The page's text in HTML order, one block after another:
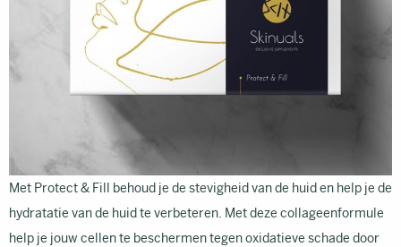
Met Protect & Fill behoud je de stevigheid van de huid en help je de
hydratatie van de huid te verbeteren. Met deze collageenformule
help je jouw cellen te beschermen tegen oxidatieve schade door